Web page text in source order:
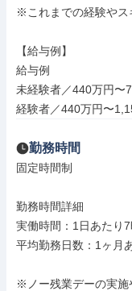
※これまでの経験やス
【給与例】
給与例
未経験者／440万円〜
経験者／440万円〜
勤務時間
固定時間制
勤務時間詳細
実働時間：1日あたり7
平均勤務日数：1ヶ月
※ノー残業デーの実施